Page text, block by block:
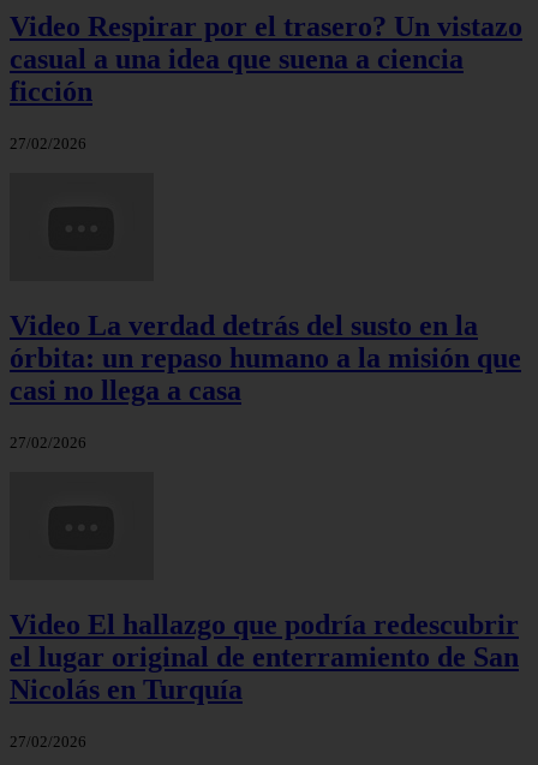
Video Respirar por el trasero? Un vistazo
casual a una idea que suena a ciencia
ficción
27/02/2026
Video La verdad detrás del susto en la
órbita: un repaso humano a la misión que
casi no llega a casa
27/02/2026
Video El hallazgo que podría redescubrir
el lugar original de enterramiento de San
Nicolás en Turquía
27/02/2026